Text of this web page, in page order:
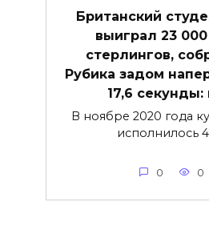
Британский
выиграл 23
стерлингов,
Рубика задом
17,6 секунды:
В ноябре 2020 года
исполнилось
0 0